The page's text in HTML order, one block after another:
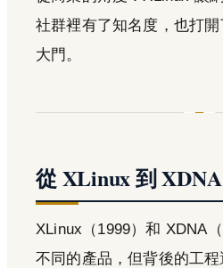
社群裡有了知名度，也打
大門。
從 XLinux 到 XDNA
XLinux（1999）和 XDNA
不同的產品，但背後的工程